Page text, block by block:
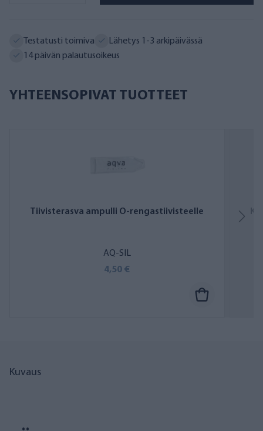
Testatusti toimiva
Lähetys 1-3 arkipäivässä
14 päivän palautusoikeus
YHTEENSOPIVAT TUOTTEET
Tiivisterasva ampulli O-rengastiivisteelle
AQ-SIL
4,50 €
Kuvaus